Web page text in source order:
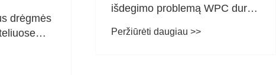
išdegimo problemą WPC durų
ekstruzijos proceso metu?
Peržiūrėti daugiau >>